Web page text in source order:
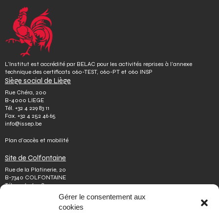
Gérer le consentement aux
cookies
L’Institut est accrédité par BELAC pour les activités reprises à l’annexe
technique des certificats 060-TEST, 060-PT et 060 INSP
Siège social de Liège
Rue Chéra, 200
B-4000 LIEGE
Tél. +32 4 229 83 11
Fax. +32 4 252 46 65
info@issep.be
Plan d’accès et mobilité
Site de Colfontaine
Rue de la Platinerie, 20
B-7340 COLFONTAINE
Tél.+32 65 610 813
colfontaine@issep.be